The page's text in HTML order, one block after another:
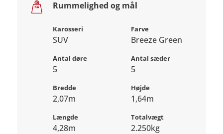
Rummelighed og mål
Karosseri
SUV
Farve
Breeze Green
Antal døre
5
Antal sæder
5
Bredde
2,07m
Højde
1,64m
Længde
4,28m
Totalvægt
2.250kg